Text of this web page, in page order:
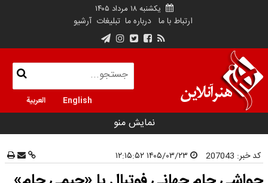
یکشنبه ۱۸ مرداد ۱۴۰۵
ارتباط با ما درباره ما تبلیغات آرشیو
English العربية
نمایش منو
کد خبر: 207043